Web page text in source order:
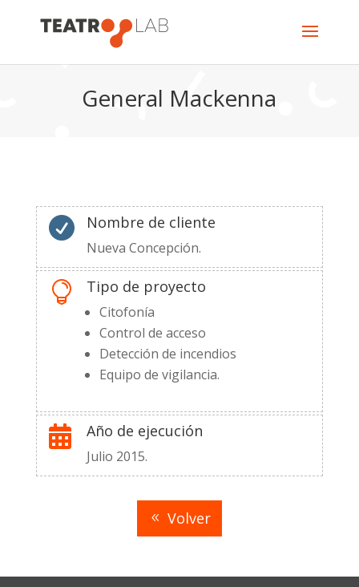
General Mackenna
 Nombre de cliente
Nueva Concepción.
 Tipo de proyecto
Citofonía
Control de acceso
Detección de incendios
Equipo de vigilancia.
 Año de ejecución
Julio 2015.
Volver